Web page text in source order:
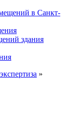
в Санкт-
здания
»